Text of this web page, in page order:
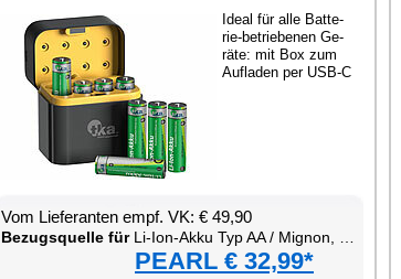
Ide­al für al­le Bat­te­
rie-be­trie­be­nen Ge­
rä­te: mit Box zum
Auf­la­den per USB-C
Vom Lie­fe­ran­ten empf. VK: € 49,90
Be­zugs­quel­le fürLi-Ion-Ak­ku Typ AA / Mi­gnon, mit USB-C-La­de­box
PEARL € 32,99*